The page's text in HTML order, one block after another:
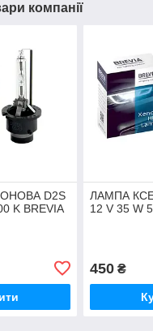
компанії
D2S
K BREVIA
ЛАМПА
12 V 35 W
450₴